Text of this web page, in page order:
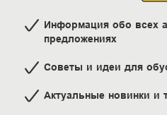
Информация обо всех
предложениях
Советы и идеи для
Актуальные новинки и